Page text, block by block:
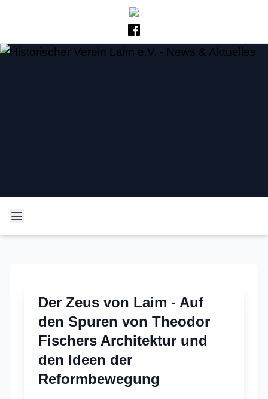
Historischer Verein Laim
Neues und Altes aus der Laimer Geschichte
Der Zeus von Laim - Auf
den Spuren von Theodor
Fischers Architektur und
den Ideen der
Reformbewegung